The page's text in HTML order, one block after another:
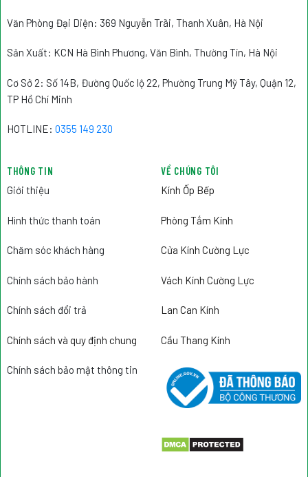
Văn Phòng Đại Diện: 369 Nguyễn Trãi, Thanh Xuân, Hà Nội
Sản Xuất: KCN Hà Bình Phương, Văn Bình, Thường Tín, Hà Nội
Cơ Sở 2: Số 14B, Đường Quốc lộ 22, Phường Trung Mỹ Tây, Quận 12,
TP Hồ Chí Minh
HOTLINE: 0355 149 230
THÔNG TIN
Giới thiệu
Hình thức thanh toán
Chăm sóc khách hàng
Chính sách bảo hành
Chính sách đổi trả
Chính sách và quy định chung
Chính sách bảo mật thông tin
VỀ CHÚNG TÔI
Kính Ốp Bếp
Phòng Tắm Kính
Cửa Kính Cường Lực
Vách Kính Cường Lực
Lan Can Kính
Cầu Thang Kính